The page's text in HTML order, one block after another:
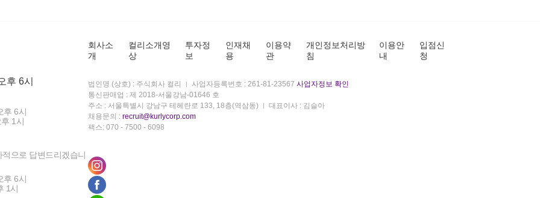
후 6시
후 6시
1시
으로 답변드리겠습니
후 6시
1시
회사소
개
컬리소개영
상
투자정
보
인재채
용
이용약
관
개인정보처리방
침
이용안
내
입점신
청
법인명 (상호) : 주식회사 컬리 사업자등록번호 : 261-81-23567 사업자정보 확인
통신판매업 : 제 2018-서울강남-01646 호
주소 : 서울특별시 강남구 테헤란로 133, 18층(역삼동)
대표이사 : 김슬아
채용문의 : recruit@kurlycorp.com
팩스: 070 - 7500 - 6098